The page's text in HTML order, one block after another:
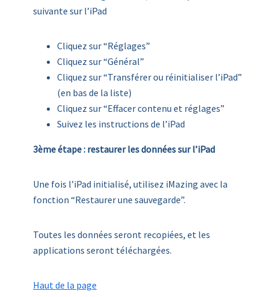
suivante sur l’iPad
Cliquez sur “Réglages”
Cliquez sur “Général”
Cliquez sur “Transférer ou réinitialiser l’iPad”
(en bas de la liste)
Cliquez sur “Effacer contenu et réglages”
Suivez les instructions de l’iPad
3ème étape : restaurer les données sur l’iPad
Une fois l’iPad initialisé, utilisez iMazing avec la
fonction “Restaurer une sauvegarde”.
Toutes les données seront recopiées, et les
applications seront téléchargées.
Haut de la page